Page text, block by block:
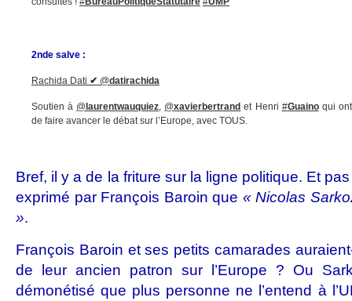
2nde salve :
Rachida Dati ✔ @datirachida
Soutien à @ laurentwauquiez, @xavierbertrand et Henri #Guainoqui
de faire avancer le débat sur l’Europe, avec TOUS.
Bref, il y a de la friture sur la ligne politique. Et
exprimé par François Baroin que « Nicolas
».
François Baroin et ses petits camarades
de leur ancien patron sur l’Europe ? Ou
démonétisé que plus personne ne l’entend à